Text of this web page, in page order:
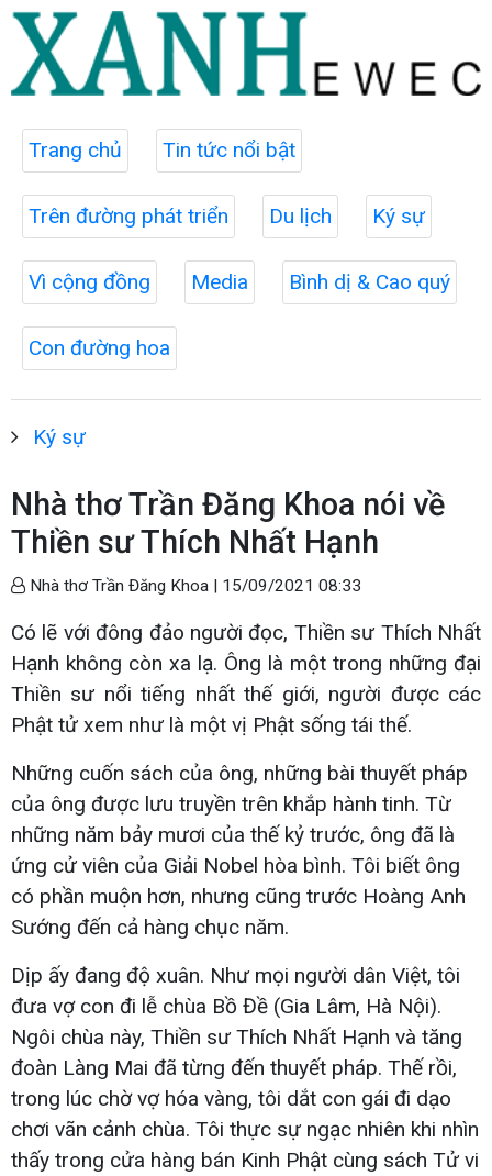
Trang chủ Tin tức nổi bật
Trên đường phát triển Du lịch Ký sự
Vì cộng đồng Media Bình dị & Cao quý
Con đường hoa
Ký sự
Nhà thơ Trần Đăng Khoa nói về
Thiền sư Thích Nhất Hạnh
Nhà thơ Trần Đăng Khoa | 15/09/2021 08:33
Có lẽ với đông đảo người đọc, Thiền sư Thích Nhất
Hạnh không còn xa lạ. Ông là một trong những đại
Thiền sư nổi tiếng nhất thế giới, người được các
Phật tử xem như là một vị Phật sống tái thế.
Những cuốn sách của ông, những bài thuyết pháp
của ông được lưu truyền trên khắp hành tinh. Từ
những năm bảy mươi của thế kỷ trước, ông đã là
ứng cử viên của Giải Nobel hòa bình. Tôi biết ông
có phần muộn hơn, nhưng cũng trước Hoàng Anh
Sướng đến cả hàng chục năm.
Dịp ấy đang độ xuân. Như mọi người dân Việt, tôi
đưa vợ con đi lễ chùa Bồ Đề (Gia Lâm, Hà Nội).
Ngôi chùa này, Thiền sư Thích Nhất Hạnh và tăng
đoàn Làng Mai đã từng đến thuyết pháp. Thế rồi,
trong lúc chờ vợ hóa vàng, tôi dắt con gái đi dạo
chơi vãn cảnh chùa. Tôi thực sự ngạc nhiên khi nhìn
thấy trong cửa hàng bán Kinh Phật cùng sách Tử vi